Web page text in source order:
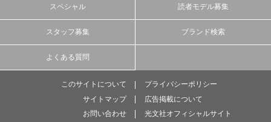
スペシャル 読者モデル募集
スタッフ募集 ブランド検索
よくある質問
このサイトについて
プライバシーポリシー
サイトマップ
広告掲載について
お問い合わせ
光文社オフィシャルサイト